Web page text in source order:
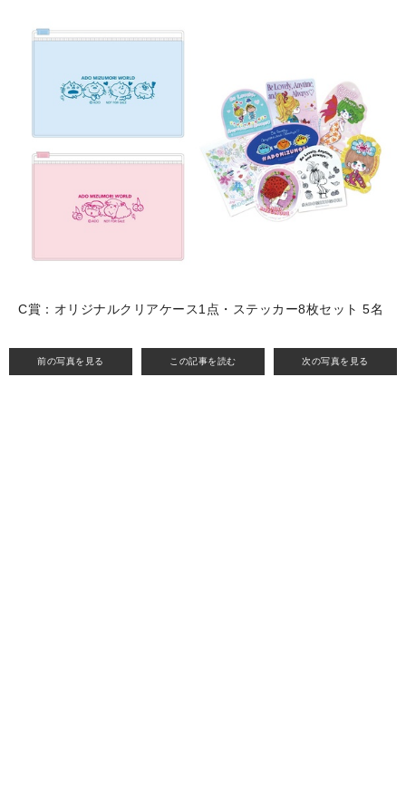
前の写真を見る この記事を読む 次の写真を見る
C賞：オリジナルクリアケース1点・ステッカー8枚セット 5名